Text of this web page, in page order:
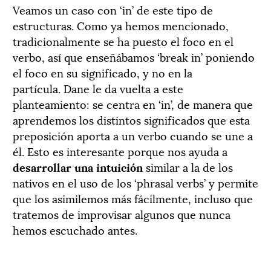
Veamos un caso con ‘in’ de este tipo de
estructuras. Como ya hemos mencionado,
tradicionalmente se ha puesto el foco en el
verbo, así que enseñábamos ‘break in’ poniendo
el foco en su significado, y no en la
partícula. Dane le da vuelta a este
planteamiento: se centra en ‘in’, de manera que
aprendemos los distintos significados que esta
preposición aporta a un verbo cuando se une a
él. Esto es interesante porque nos ayuda a
desarrollar una intuición similar a la de los
nativos en el uso de los ‘phrasal verbs’ y permite
que los asimilemos más fácilmente, incluso que
tratemos de improvisar algunos que nunca
hemos escuchado antes.